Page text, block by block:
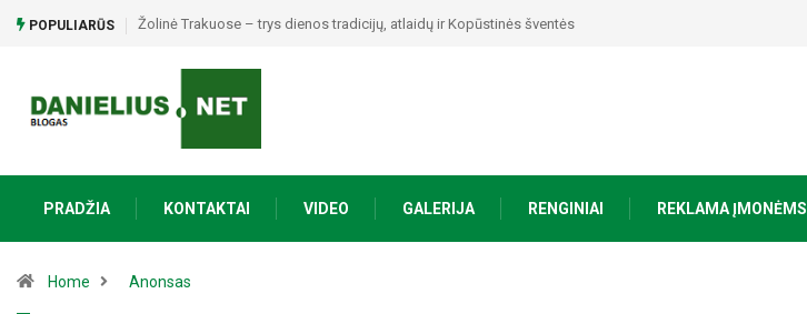
POPULIARŪS
Kopūstinės šventėsRaseiniškis Dainius Maslauskas: „Kai atrandi save, tada žmogui
PRADŽIA KONTAKTAI VIDEO GALERIJA RENGINIAI REKLAMA ĮMONĖMS
Home Anonsas